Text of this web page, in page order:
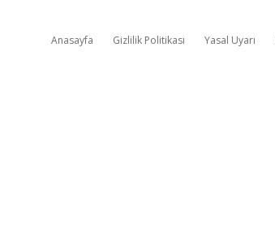
Anasayfa Gizlilik Politikası Yasal Uyarı